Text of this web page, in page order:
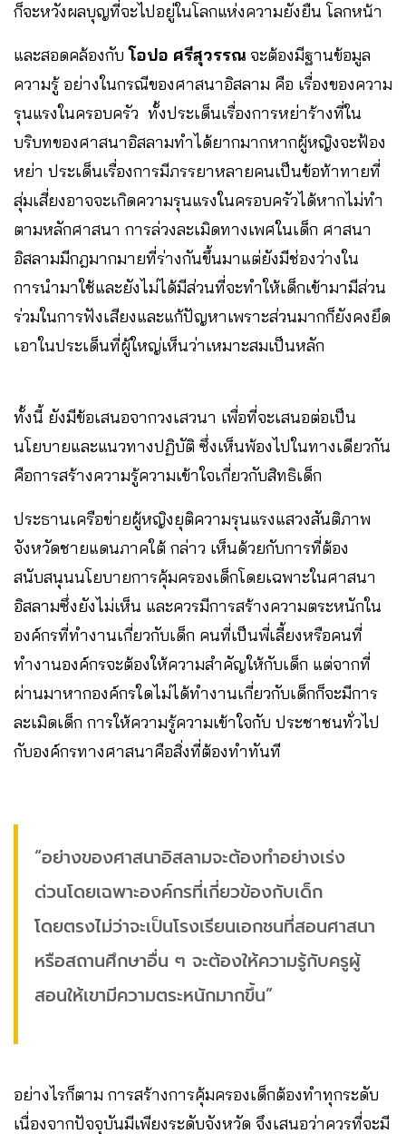
ก็จะหวังผลบุญที่จะไปอยู่ในโลกแห่งความยังยืน โลกหน้า
และสอดคล้องกับโอปอ ศรีสุวรรณ จะต้องมีฐานข้อมูล
ความรู้ อย่างในกรณีของศาสนาอิสลาม คือ เรื่องของความ
รุนแรงในครอบครัว ทั้งประเด็นเรื่องการหย่าร้างที่ใน
บริบทของศาสนาอิสลามทำได้ยากมากหากผู้หญิงจะฟ้อง
หย่า ประเด็นเรื่องการมีภรรยาหลายคนเป็นข้อท้าทายที่
สุ่มเสี่ยงอาจจะเกิดความรุนแรงในครอบครัวได้หากไม่ทำ
ตามหลักศาสนา การล่วงละเมิดทางเพศในเด็ก ศาสนา
อิสลามมีกฎมากมายที่ร่างกันขึ้นมาแต่ยังมีช่องว่างใน
การนำมาใช้และยังไม่ได้มีส่วนที่จะทำให้เด็กเข้ามามีส่วน
ร่วมในการฟังเสียงและแก้ปัญหาเพราะส่วนมากก็ยังคงยึด
เอาในประเด็นที่ผู้ใหญ่เห็นว่าเหมาะสมเป็นหลัก
ทั้งนี้ ยังมีข้อเสนอจากวงเสวนา เพื่อที่จะเสนอต่อเป็น
นโยบายและแนวทางปฏิบัติ ซึ่งเห็นพ้องไปในทางเดียวกัน
คือการสร้างความรู้ความเข้าใจเกี่ยวกับสิทธิเด็ก
ประธานเครือข่ายผู้หญิงยุติความรุนแรงแสวงสันติภาพ
จังหวัดชายแดนภาคใต้ กล่าว เห็นด้วยกับการที่ต้อง
สนับสนุนนโยบายการคุ้มครองเด็กโดยเฉพาะในศาสนา
อิสลามซึ่งยังไม่เห็น และควรมีการสร้างความตระหนักใน
องค์กรที่ทำงานเกี่ยวกับเด็ก คนที่เป็นพี่เลี้ยงหรือคนที่
ทำงานองค์กรจะต้องให้ความสำคัญให้กับเด็ก แต่จากที่
ผ่านมาหากองค์กรใดไม่ได้ทำงานเกี่ยวกับเด็กก็จะมีการ
ละเมิดเด็ก การให้ความรู้ความเข้าใจกับ ประชาชนทั่วไป
กับองค์กรทางศาสนาคือสิ่งที่ต้องทำทันที
“อย่างของศาสนาอิสลามจะต้องทำอย่างเร่ง
ด่วนโดยเฉพาะองค์กรที่เกี่ยวข้องกับเด็ก
โดยตรงไม่ว่าจะเป็นโรงเรียนเอกชนที่สอนศาสนา
หรือสถานศึกษาอื่น ๆ จะต้องให้ความรู้กับครูผู้
สอนให้เขามีความตระหนักมากขึ้น”
อย่างไรก็ตาม การสร้างการคุ้มครองเด็กต้องทำทุกระดับ
เนื่องจากปัจจุบันมีเพียงระดับจังหวัด จึงเสนอว่าควรที่จะมี